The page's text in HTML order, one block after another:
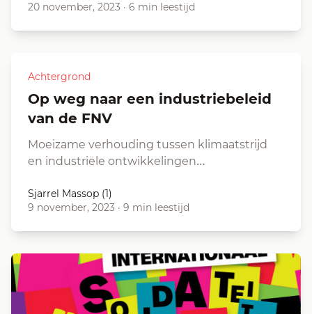
20 november, 2023 · 6 min leestijd
Achtergrond
Op weg naar een industriebeleid
van de FNV
Moeizame verhouding tussen klimaatstrijd
en industriële ontwikkelingen…
Sjarrel Massop (1)
9 november, 2023 · 9 min leestijd